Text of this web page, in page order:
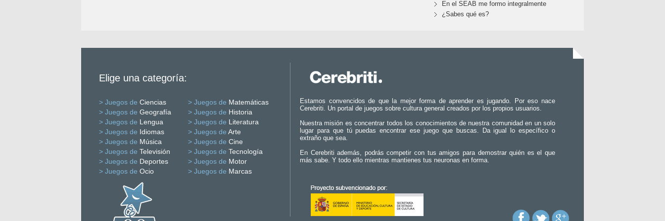
En el SEAB me formo integralmente
¿Sabes qué es?
Elige una categoría:
> Juegos de Ciencias > Juegos de Matemáticas
> Juegos de Geografía > Juegos de Historia
> Juegos de Lengua > Juegos de Literatura
> Juegos de Idiomas > Juegos de Arte
> Juegos de Música > Juegos de Cine
> Juegos de Televisión > Juegos de Tecnología
> Juegos de Deportes > Juegos de Motor
> Juegos de Ocio > Juegos de Marcas
Estamos convencidos de que la mejor forma de aprender es jugando. Por eso nace
Cerebriti. Un portal de juegos sobre cultura general creados por los propios usuarios.
Nuestra misión es concentrar todos los conocimientos de nuestra comunidad en un solo
lugar para que tú puedas encontrar ese juego que buscas. Da igual lo específico o
extraño que sea.
En Cerebriti además, podrás competir con tus amigos para demostrar quién es el que
más sabe. Y todo ello mientras mantienes tus neuronas en forma.